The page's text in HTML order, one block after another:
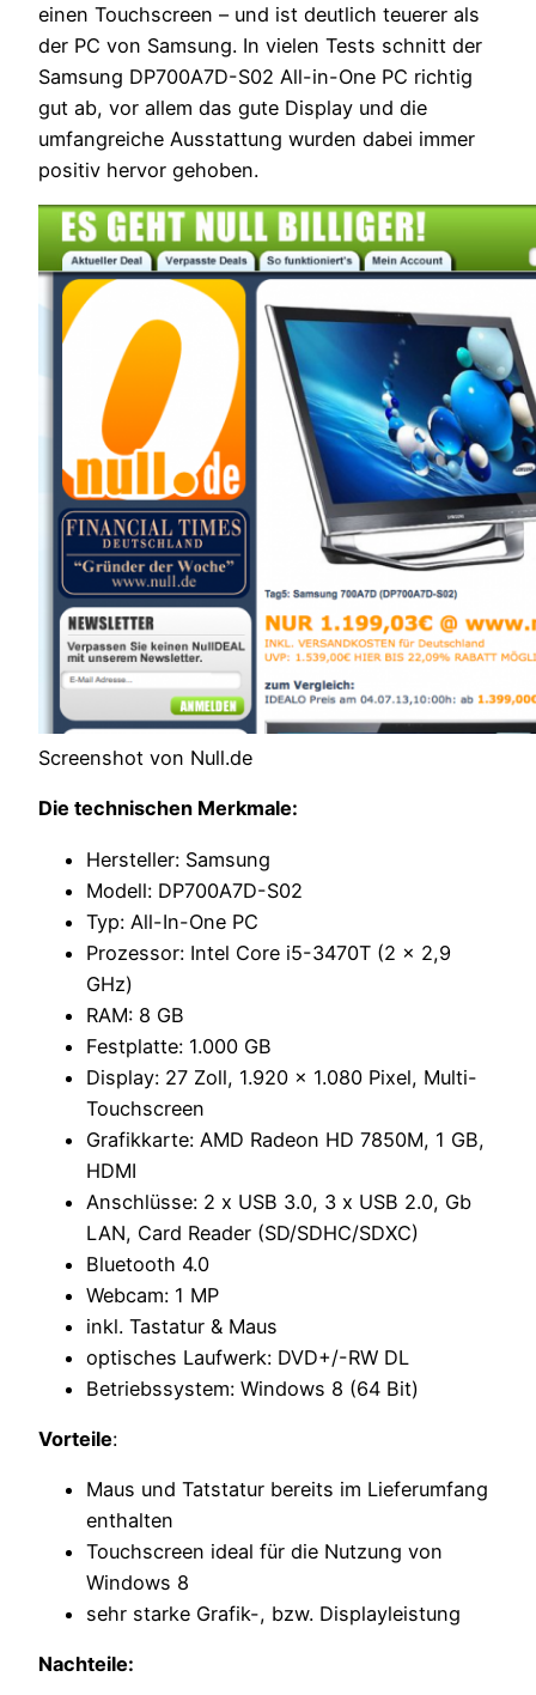
einen Touchscreen – und ist deutlich teuerer als
der PC von Samsung. In vielen Tests schnitt der
Samsung DP700A7D-S02 All-in-One PC richtig
gut ab, vor allem das gute Display und die
umfangreiche Ausstattung wurden dabei immer
positiv hervor gehoben.
Screenshot von Null.de
Die technischen Merkmale:
Hersteller: Samsung
Modell: DP700A7D-S02
Typ: All-In-One PC
Prozessor: Intel Core i5-3470T (2 x 2,9
GHz)
RAM: 8 GB
Festplatte: 1.000 GB
Display: 27 Zoll, 1.920 x 1.080 Pixel, Multi-
Touchscreen
Grafikkarte: AMD Radeon HD 7850M, 1 GB,
HDMI
Anschlüsse: 2 x USB 3.0, 3 x USB 2.0, Gb
LAN, Card Reader (SD/SDHC/SDXC)
Bluetooth 4.0
Webcam: 1 MP
inkl. Tastatur & Maus
optisches Laufwerk: DVD+/-RW DL
Betriebssystem: Windows 8 (64 Bit)
Vorteile:
Maus und Tatstatur bereits im Lieferumfang
enthalten
Touchscreen ideal für die Nutzung von
Windows 8
sehr starke Grafik-, bzw. Displayleistung
Nachteile: